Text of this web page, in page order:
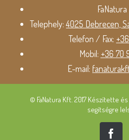
Telephely:4025 Debrecen,
Telefon / Fax:
Mobil: +36 70
E-mail:
© FaNatura Kft. 2017 Készítette
segítségre